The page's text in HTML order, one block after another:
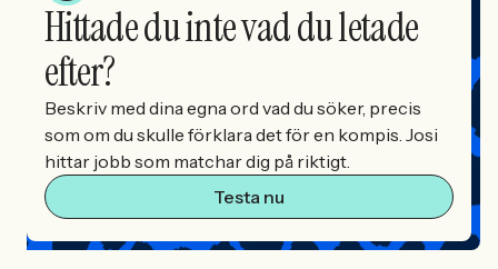
Hittade du inte vad du letade
efter?
Beskriv med dina egna ord vad du söker, precis
som om du skulle förklara det för en kompis. Josi
hittar jobb som matchar dig på riktigt.
Testa nu